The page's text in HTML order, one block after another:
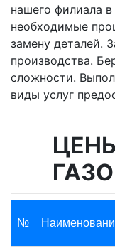
нашего филиала
необходимые
замену деталей.
производства.
сложности.
виды услуг
№